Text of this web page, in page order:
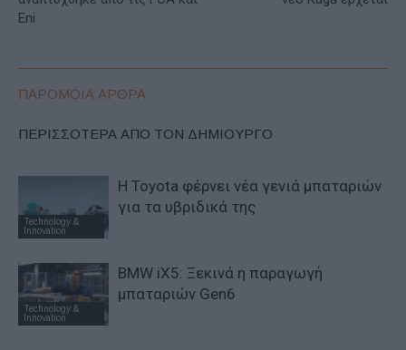
Eni
ΠΑΡΟΜΟΙΑ ΑΡΘΡΑ
ΠΕΡΙΣΣΟΤΕΡΑ ΑΠΟ ΤΟΝ ΔΗΜΙΟΥΡΓΟ
Technology &
Innovation
Η Toyota φέρνει νέα γενιά μπαταριών
για τα υβριδικά της
Technology &
Innovation
BMW iX5: Ξεκινά η παραγωγή
μπαταριών Gen6